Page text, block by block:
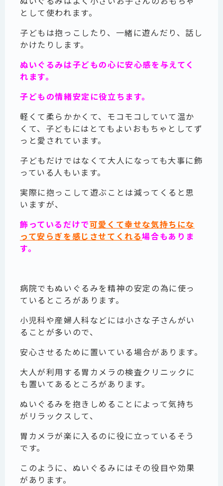
として使われます。
子どもは抱っこしたり、一緒に遊んだり、話し
かけたりします。
ぬいぐるみは子どもの心に安心感を与えてく
れます。
子どもの情緒安定に役立ちます。
軽くて柔らかかくて、モコモコしていて温か
くて、子どもにはとてもよいおもちゃとしてず
っと愛されています。
子どもだけではなくて大人になっても大事に飾
っている人もいます。
実際に抱っこして遊ぶことは減ってくると思
いますが、
飾っているだけで可愛くて幸せな気持ちにな
って安らぎを感じさせてくれる場合もありま
す。
病院でもぬいぐるみを精神の安定の為に使っ
ているところがあります。
小児科や産婦人科などには小さな子さんがい
ることが多いので、
安心させるために置いている場合があります。
大人が利用する胃カメラの検査クリニックに
も置いてあるところがあります。
ぬいぐるみを抱きしめることによって気持ち
がリラックスして、
胃カメラが楽に入るのに役に立っているそう
です。
このように、ぬいぐるみにはその役目や効果
があります。